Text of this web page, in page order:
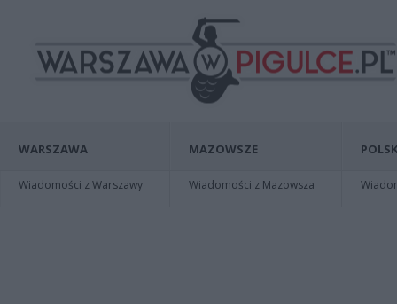
WARSZAWA
Wiadomości z Warszawy
MAZOWSZE
Wiadomości z Mazowsza